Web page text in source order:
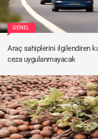
GENEL
Araç sahiplerini ilgilendiren
ceza uygulanmayacak